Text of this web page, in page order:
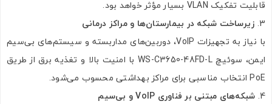
قابلیت تفکیک VLAN بسیار مؤثر خواهد بود.
زیرساخت شبکه در بیمارستان‌ها و مراکز درمانی
با نیاز به تجهیزات VoIP، دوربین‌های مداربسته و سیستم‌های بی‌سیم
ایمن، سوئیچ WS-C3650-48FD-L با امنیت بالا و تغذیه برق از طریق
PoE انتخاب مناسبی برای مراکز بهداشتی محسوب می‌شود.
شبکه‌های مبتنی بر فناوری VoIP و بی‌سیم